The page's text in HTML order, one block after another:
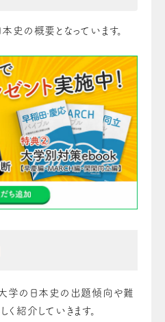
の概要となっています。
学の日本史の出題傾向や難
紹介していきます。